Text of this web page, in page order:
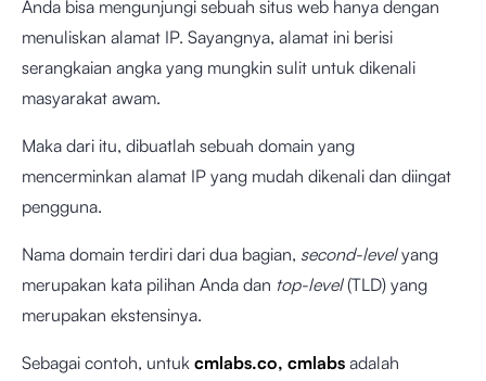
Anda bisa mengunjungi sebuah situs web hanya dengan
menuliskan alamat IP. Sayangnya, alamat ini berisi
serangkaian angka yang mungkin sulit untuk dikenali
masyarakat awam.
Maka dari itu, dibuatlah sebuah domain yang
mencerminkan alamat IP yang mudah dikenali dan diingat
pengguna.
Nama domain terdiri dari dua bagian, second-levelyang
merupakan kata pilihan Anda dan top-level(TLD) yang
merupakan ekstensinya.
Sebagai contoh, untuk cmlabs.co, cmlabs adalah